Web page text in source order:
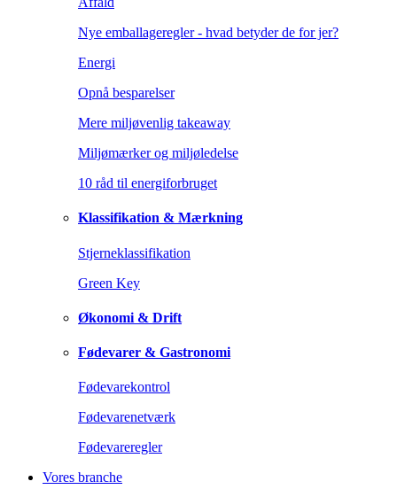
Nye emballageregler - hvad betyder de for jer?
Energi
Opnå besparelser
Mere miljøvenlig takeaway
Miljømærker og miljøledelse
10 råd til energiforbruget
Klassifikation & Mærkning
Stjerneklassifikation
Green Key
Økonomi & Drift
Fødevarer & Gastronomi
Fødevarekontrol
Fødevarenetværk
Fødevareregler
Vores branche